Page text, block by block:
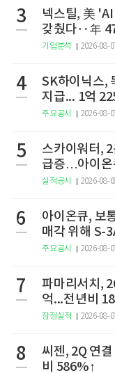
3
넥스틸, 美
갖췄다‥年
기업분석 2026-08-
4
SK하이닉스,
지급... 1억
주요공시 2026-08-
5
스카이워터,
급증…아이온
실적공시 2026-08-
6
아이온큐, 보
매각 위해 S-
서 제출
주요공시 2026-08-
7
파마리서치,
억...전년비
잠정실적 2026-08-
8
씨젠, 2Q 연
비 586%↑